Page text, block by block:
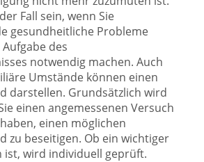
Fall sein, wenn Sie
gesundheitliche Probleme
des
notwendig machen. Auch
Umstände können einen
darstellen. Grundsätzlich wird
einen angemessenen Versuch
einen möglichen
zu beseitigen. Ob ein wichtiger
ist, wird individuell geprüft.